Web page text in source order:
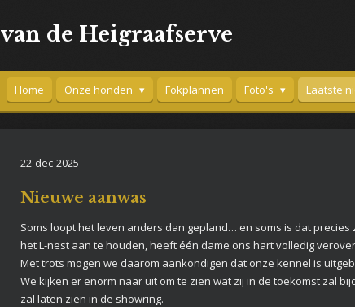
van de Heigraafserve
Home Onze honden Fokplannen Foto's Laatste
22-dec-2025
Nieuwe aanwas
Soms loopt het leven anders dan gepland… en soms is dat
het L-nest aan te houden, heeft één dame ons hart volledig
Met trots mogen we daarom aankondigen dat onze kennel is
We kijken er enorm naar uit om te zien wat zij in de toekomst zal
zal laten zien in de showring.